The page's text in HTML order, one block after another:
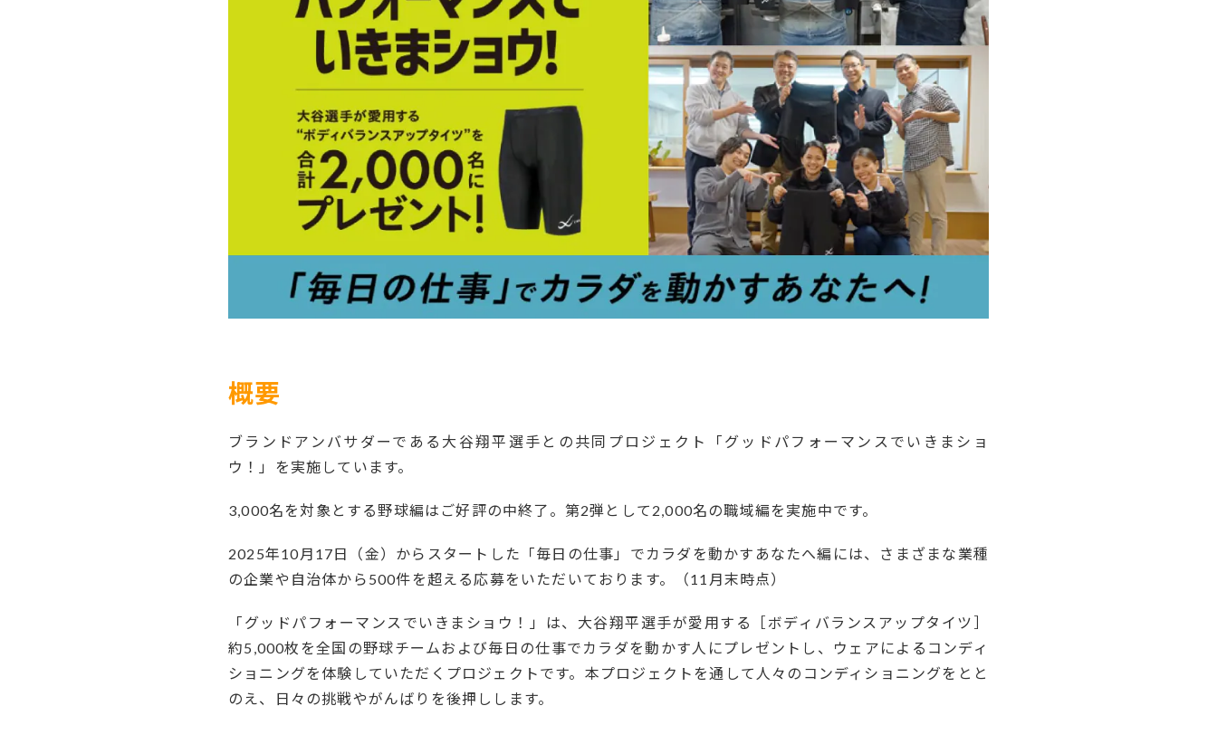
概要
ブランドアンバサダーである大谷翔平選手との共同プロジェクト「グッドパフォーマンスでいきまショ
ウ！」を実施しています。
3,000名を対象とする野球編はご好評の中終了。第2弾として2,000名の職域編を実施中です。
2025年10月 17日（金）からスタートした「毎日の仕事」でカラダを動かすあなたへ編には、さまざまな業種
の企業や自治体から 500件を超える応募をいただいております。（11 月末時点）
「グッドパフォーマンスでいきまショウ！」は、大谷翔平選手が愛用する［ボディバランスアップタイツ］
約5,000枚を全国の野球チームおよび毎日の仕事でカラダを動かす人にプレゼントし、ウェアによるコンディ
ショニングを体験していただくプロジェクトです。本プロジェクトを通して人々のコンディショニングをとと
のえ、日々の挑戦やがんばりを後押しします。